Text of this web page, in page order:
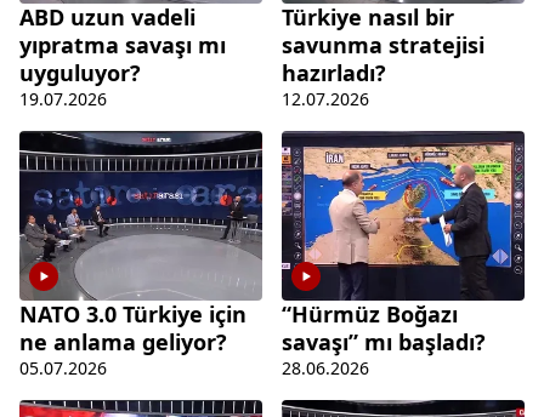
ABD uzun vadeli
yıpratma savaşı mı
uyguluyor?
19.07.2026
Türkiye nasıl bir
savunma stratejisi
hazırladı?
12.07.2026
NATO 3.0 Türkiye için
ne anlama geliyor?
05.07.2026
“Hürmüz Boğazı
savaşı” mı başladı?
28.06.2026